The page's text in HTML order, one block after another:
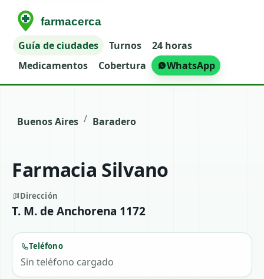
Guía de ciudades Turnos
24 horas
Medicamentos
Cobertura WhatsApp
Buenos Aires / Baradero
Farmacia Silvano
Dirección
T. M. de Anchorena 1172
Teléfono
Sin teléfono cargado